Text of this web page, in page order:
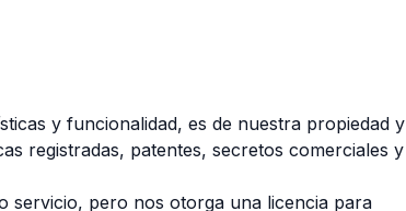
y funcionalidad, es de nuestra propiedad y
registradas, patentes, secretos comerciales y
servicio, pero nos otorga una licencia para